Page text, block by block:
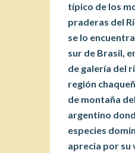
típico de los
praderas del
se lo
sur de Brasil,
de galería del
región
de montaña
argentino
especies
aprecia por su